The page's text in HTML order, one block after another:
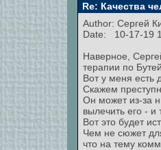
Re: Качества
Author: Сергей
Date: 10-17-19
Наверное,
терапии по
Вот у меня есть
Скажем
Он может из-за
вылечить его - и
Вот это будет
Чем не сюжет
что на тему